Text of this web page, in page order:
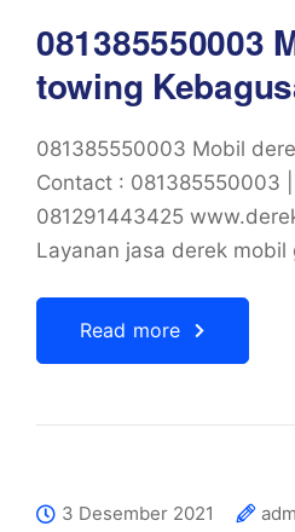
081385550003
towing
081385550003 Mobil
Contact : 081385550003
081291443425
Layanan jasa derek
Read more
3 Desember 2021